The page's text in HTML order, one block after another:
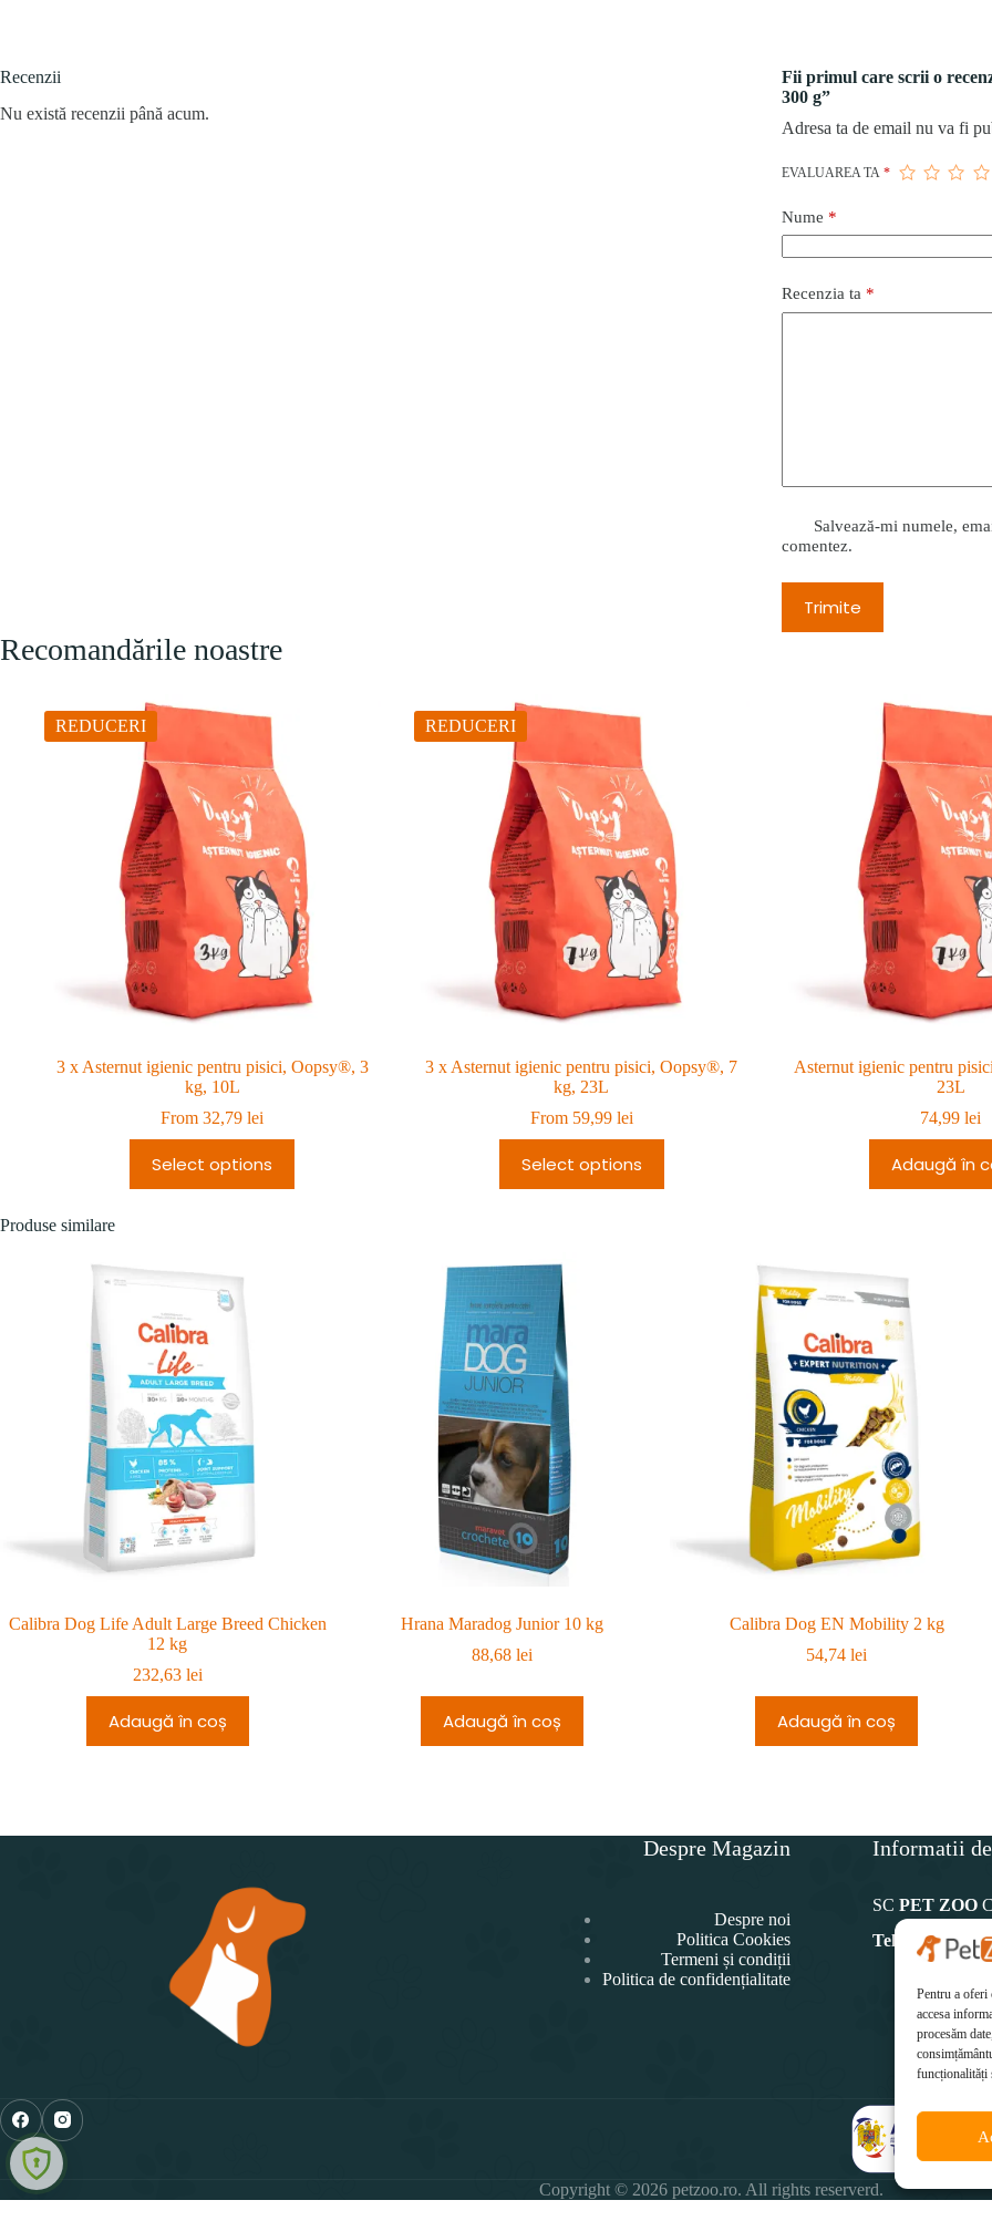
Pentru a oferi
accesa
procesăm
funcționalități
Recenzii
Nu există recenzii până acum.
Fii primul care scrii o
300 g”
Adresa ta de email nu va fi
EVALUAREA TA *
Nume *
Recenzia ta *
Salvează-mi numele,
comentez.
Trimite
Recomandările noastre
REDUCERI
3 x Asternut igienic pentru pisici, Oopsy®, 3
kg, 10L
From 32,79lei
Select options
REDUCERI
3 x Asternut igienic pentru pisici, Oopsy®, 7
kg, 23L
From 59,99 lei
Select options
Asternut igienic pentru
23L
74,99lei
Adaugă în
Produse similare
Calibra Dog Life Adult Large Breed Chicken
12 kg
232,63 lei
Adaugă în coș
Hrana Maradog Junior 10 kg
88,68lei
Adaugă în coș
Calibra Dog EN Mobility 2 kg
54,74lei
Adaugă în coș
Despre Magazin
Despre noi
Politica Cookies
Termeni și condiții
Politica de confidențialitate
Informatii
SC PET ZOO
Telefon:
0771
Copyright © 2026 petzoo.ro. All rights reserverd.